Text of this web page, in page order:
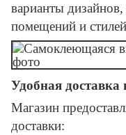
варианты
помещений и
Удобная доставка
Магазин
доставки: